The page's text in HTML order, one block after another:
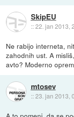
SkipEU
::22. jan 2013,
Ne rabijo interneta,
zahodnih ust. A
avto? Moderno
mtosev
::23. jan 2013,